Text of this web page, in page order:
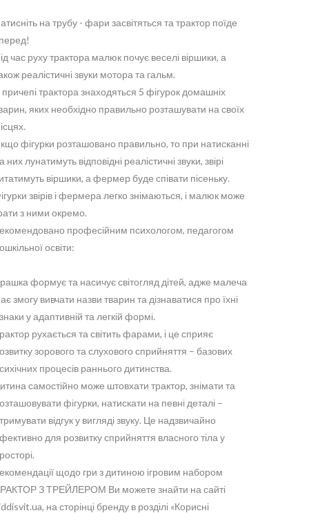
на трубу - фари засвітяться та трактор поїде
час руху трактора малюк почує веселі віршики, а
реалістичні звуки мотора та гальм.
трактора знаходяться 5 фігурок домашніх
яких необхідно правильно розташувати на своїх
фігурки розташовано правильно, то при натисканні
них лунатимуть відповідні реалістичні звуки, звірі
віршики, а фермер буде співати пісеньку.
звірів і фермера легко знімаються, і малюк може
з ними окремо.
професійним психологом, педагогом
освіти:
формує та насичує світогляд дітей, адже малеча
змогу вивчати назви тварин та дізнаватися про їхні
у адаптивній та легкій формі.
рухається та світить фарами, і це сприяє
зорового та слухового сприйняття – базових
процесів раннього дитинства.
самостійно може штовхати трактор, знімати та
фігурки, натискати на певні деталі –
відгук у вигляді звуку. Це надзвичайно
для розвитку сприйняття власного тіла у
щодо гри з дитиною ігровим набором
З ТРЕЙЛЕРОМ Ви можете знайти на сайті
на сторінці бренду в розділі «Корисні